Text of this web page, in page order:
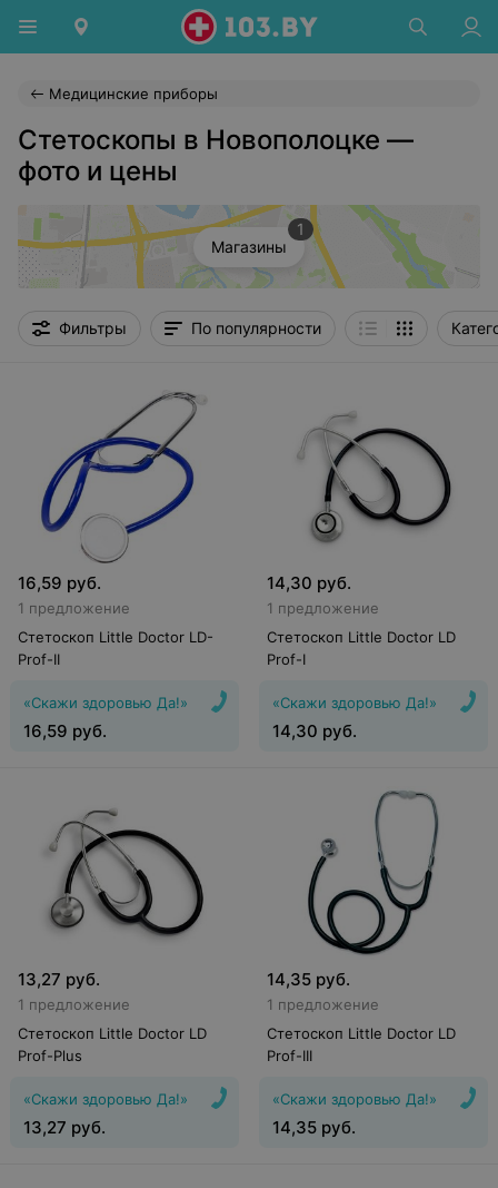
Медицинские приборы
Стетоскопы в Новополоцке —
фото и цены
Магазины
1
Фильтры По популярности
16,59 руб.
1 предложение
Стетоскоп Little Doctor LD-
Prof-II
«Скажи здоровью Да!»
16,59 руб.
14,30 руб.
1 предложение
Стетоскоп Little Doctor LD
Prof-I
«Скажи здоровью Да!»
14,30 руб.
13,27 руб.
1 предложение
Стетоскоп Little Doctor LD
Prof-Plus
«Скажи здоровью Да!»
13,27 руб.
14,35 руб.
1 предложение
Стетоскоп Little Doctor LD
Prof-III
«Скажи здоровью Да!»
14,35 руб.